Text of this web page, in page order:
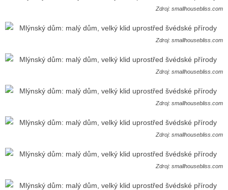
Zdroj: smallhousebliss.com
Zdroj: smallhousebliss.com
Zdroj: smallhousebliss.com
Zdroj: smallhousebliss.com
Zdroj: smallhousebliss.com
Zdroj: smallhousebliss.com